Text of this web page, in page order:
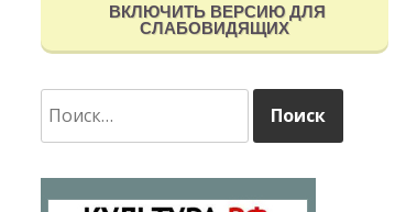
ВКЛЮЧИТЬ ВЕРСИЮ ДЛЯ
СЛАБОВИДЯЩИХ